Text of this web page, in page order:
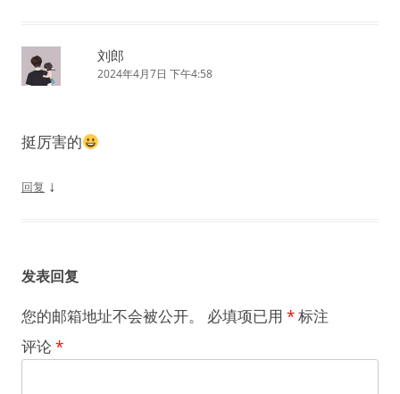
刘郎
2024年4月7日 下午4:58
挺厉害的
回复 ↓
发表回复
您的邮箱地址不会被公开。 必填项已用 *标注
评论 *